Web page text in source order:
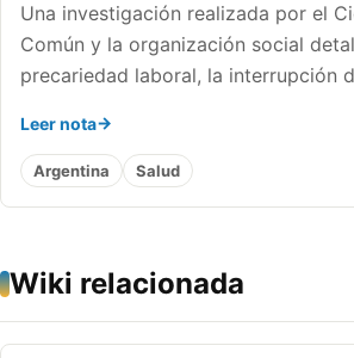
Una investigación realizada por el
Común y la organización social
precariedad laboral, la interrupción
Leer nota
Argentina Salud
Wiki relacionada